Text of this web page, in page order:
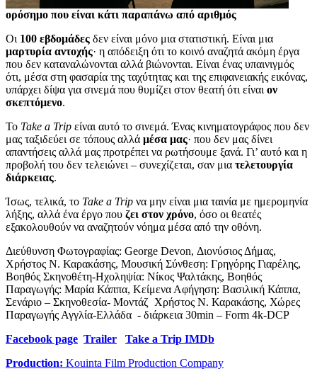
ορόσημο που είναι κάτι παραπάνω από αριθμός
Οι 100 εβδομάδες δεν είναι μόνο μια στατιστική. Είναι μια
μαρτυρία αντοχής· η απόδειξη ότι το κοινό αναζητά ακόμη έργα
που δεν καταναλώνονται αλλά βιώνονται. Είναι ένας υπαινιγμός
ότι, μέσα στη φασαρία της ταχύτητας και της επιφανειακής εικόνας,
υπάρχει δίψα για σινεμά που θυμίζει στον θεατή ότι είναι ον
σκεπτόμενο.
Το Take a Trip είναι αυτό το σινεμά. Ένας κινηματογράφος που δεν
μας ταξιδεύει σε τόπους αλλά μέσα μας· που δεν μας δίνει
απαντήσεις αλλά μας προτρέπει να ρωτήσουμε ξανά. Γι’ αυτό και η
προβολή του δεν τελειώνει – συνεχίζεται, σαν μια τελετουργία
διάρκειας.
Ίσως, τελικά, το Take a Trip να μην είναι μια ταινία με ημερομηνία
λήξης, αλλά ένα έργο που ζει στον χρόνο, όσο οι θεατές
εξακολουθούν να αναζητούν νόημα μέσα από την οθόνη.
Διεύθυνση Φωτογραφίας: George Devon, Διονύσιος Δήμας,
Χρήστος Ν. Καρακάσης, Μουσική Σύνθεση: Γρηγόρης Γιαρέλης,
Βοηθός Σκηνοθέτη-Ηχοληψία: Νίκος Ψαλτάκης, Βοηθός
Παραγωγής: Μαρία Κάππα, Κείμενα Αφήγηση: Βασιλική Κάππα,
Σενάριο – Σκηνοθεσία- Μοντάζ Χρήστος Ν. Καρακάσης, Χώρες
Παραγωγής Αγγλία-Ελλάδα - διάρκεια 30min – Form 4k-DCP
Facebook page Trailer
Take a Trip IMDb
Production: Kouinta Film Production Company